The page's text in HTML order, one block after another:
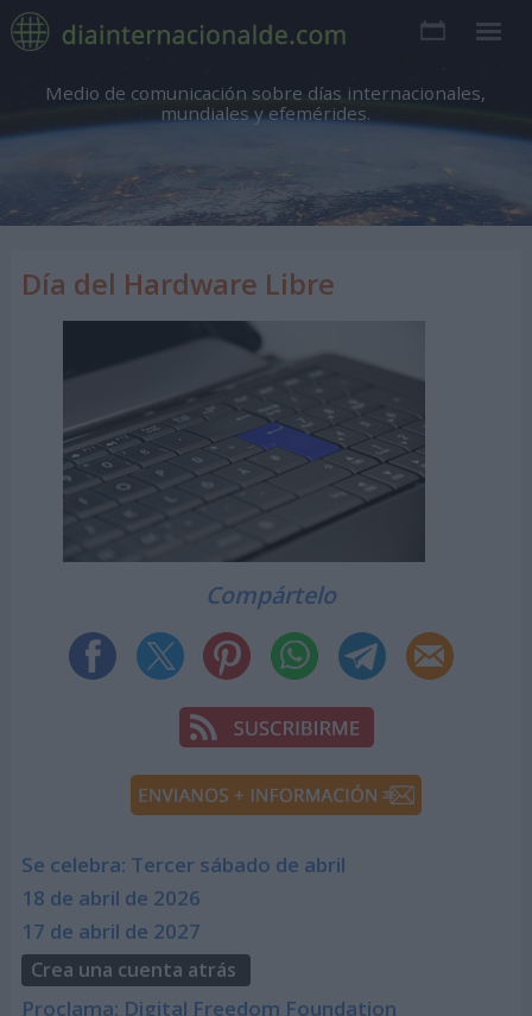
Medio de comunicación sobre días internacionales,
mundiales y efemérides.
Día del Hardware Libre
Compártelo
Se celebra: Tercer sábado de abril
18 de abril de 2026
17 de abril de 2027
Crea una cuenta atrás
Proclama: Digital Freedom Foundation